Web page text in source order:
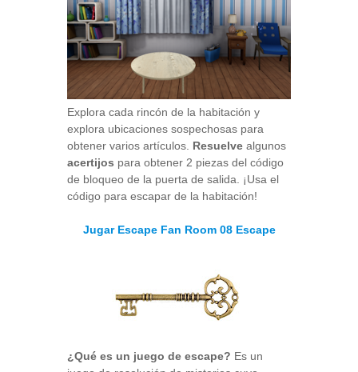
Explora cada rincón de la habitación y
explora ubicaciones sospechosas para
obtener varios artículos. Resuelve algunos
acertijos para obtener 2 piezas del código
de bloqueo de la puerta de salida. ¡Usa el
código para escapar de la habitación!
Jugar Escape Fan Room 08 Escape
¿Qué es un juego de escape? Es un